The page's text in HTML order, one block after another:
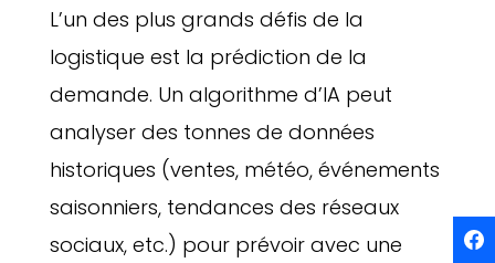
L’un des plus grands défis de la
logistique est la prédiction de la
demande. Un algorithme d’IA peut
analyser des tonnes de données
historiques (ventes, météo, événements
saisonniers, tendances des réseaux
sociaux, etc.) pour prévoir avec une